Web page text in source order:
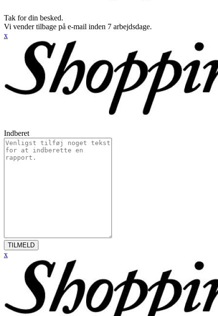
Tak for din besked.
Vi vender tilbage på e-mail inden 7 arbejdsdage.
x
Indberet
TILMELD
x